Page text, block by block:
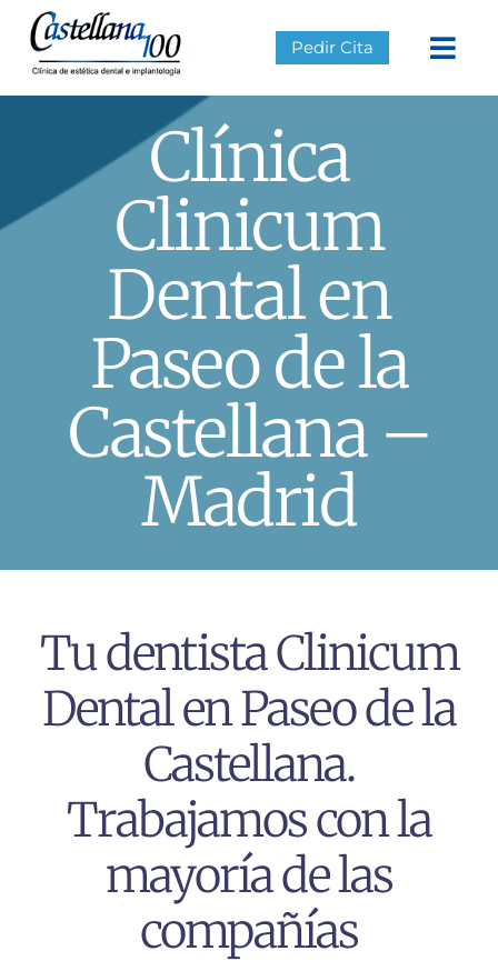
content
Pedir Cita
Tratamientos
Publicaciones
Contacto
Clínica
Clinicum
Dental en
Paseo de la
Castellana –
Madrid
Tu dentista Clinicum
Dental en Paseo de la
Castellana.
Trabajamos con la
mayoría de las
compañías